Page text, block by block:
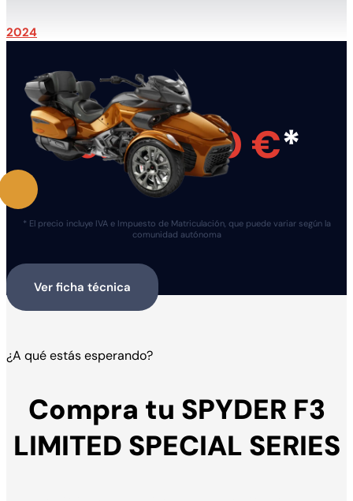
2024
35.692,00 €*
* El precio incluye IVA e Impuesto de Matriculación, que puede variar según la
comunidad autónoma
Ver ficha técnica
¿A qué estás esperando?
Compra tu SPYDER F3
LIMITED SPECIAL SERIES